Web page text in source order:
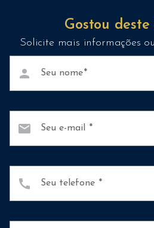
Gostou deste
Solicite mais informações
Seu nome
person
Seu e-mail
mail
Seu telefone
call